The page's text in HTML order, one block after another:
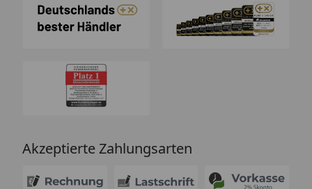
Akzeptierte Zahlungsarten